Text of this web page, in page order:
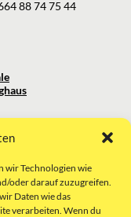
wir Technologien wie
oder darauf zuzugreifen.
Daten wie das
verarbeiten. Wenn du
88 74 75 44